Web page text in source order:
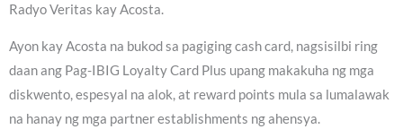
Radyo Veritas kay Acosta.
Ayon kay Acosta na bukod sa pagiging cash card, nagsisilbi ring
daan ang Pag-IBIG Loyalty Card Plus upang makakuha ng mga
diskwento, espesyal na alok, at reward points mula sa lumalawak
na hanay ng mga partner establishments ng ahensya.